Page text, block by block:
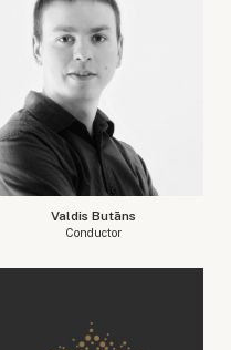
Valdis Butāns
Conductor